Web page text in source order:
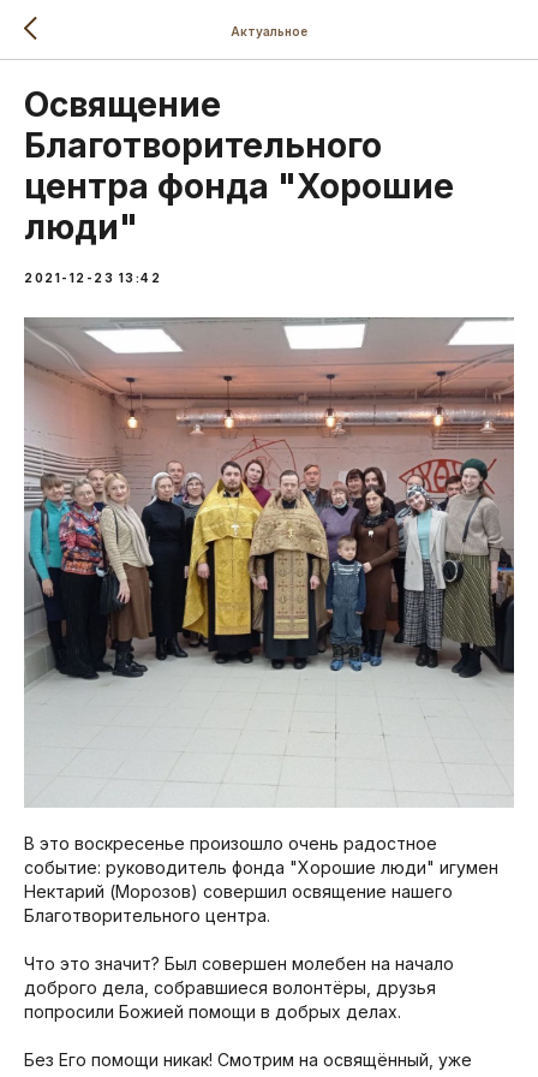
Актуальное
Освящение
Благотворительного
центра фонда "Хорошие
люди"
2021-12-23 13:42
В это воскресенье произошло очень радостное
событие: руководитель фонда "Хорошие люди" игумен
Нектарий (Морозов) совершил освящение нашего
Благотворительного центра.
Что это значит? Был совершен молебен на начало
доброго дела, собравшиеся волонтёры, друзья
попросили Божией помощи в добрых делах.
Без Его помощи никак! Смотрим на освящённый, уже